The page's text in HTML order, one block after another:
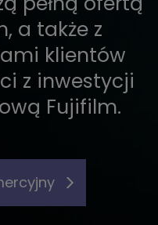
a także z
klientów
z inwestycji
Fujifilm.